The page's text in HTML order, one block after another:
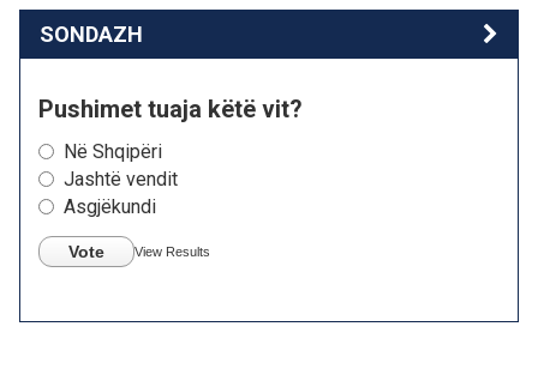
SONDAZH
Pushimet tuaja këtë vit?
Në Shqipëri
Jashtë vendit
Asgjëkundi
Vote View Results